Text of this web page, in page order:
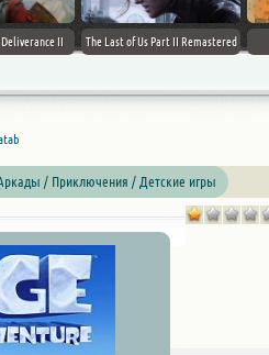
II The Last of Us Part II Remastered
/ Приключения / Детские игры